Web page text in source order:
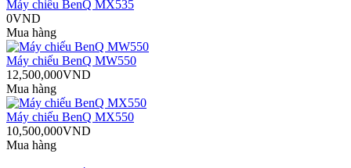
Máy chiếu BenQ MX535
0VND
Mua hàng
Máy chiếu BenQ MW550
12,500,000VND
Mua hàng
Máy chiếu BenQ MX550
10,500,000VND
Mua hàng